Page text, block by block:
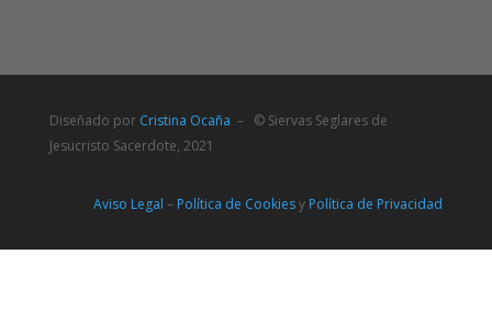
Diseñado por Cristina Ocaña – © Siervas Seglares de
Jesucristo Sacerdote, 2021
Aviso Legal – Política de Cookiesy Política de Privacidad